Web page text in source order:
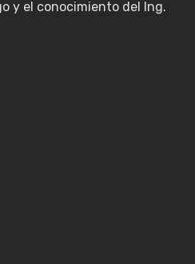
y el conocimiento del Ing.